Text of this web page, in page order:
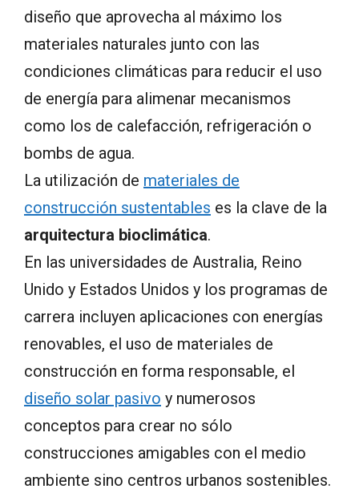
diseño que aprovecha al máximo los
materiales naturales junto con las
condiciones climáticas para reducir el uso
de energía para alimenar mecanismos
como los de calefacción, refrigeración o
bombs de agua.
La utilización de materiales de
construcción sustentables es la clave de la
arquitectura bioclimática.
En las universidades de Australia, Reino
Unido y Estados Unidos y los programas de
carrera incluyen aplicaciones con energías
renovables, el uso de materiales de
construcción en forma responsable, el
diseño solar pasivo y numerosos
conceptos para crear no sólo
construcciones amigables con el medio
ambiente sino centros urbanos sostenibles.